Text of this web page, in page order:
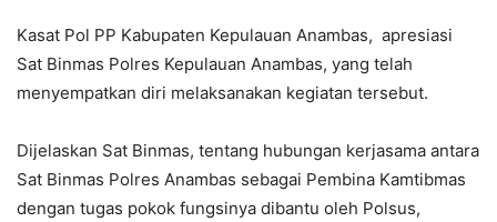
Kasat Pol PP Kabupaten Kepulauan Anambas, apresiasi
Sat Binmas Polres Kepulauan Anambas, yang telah
menyempatkan diri melaksanakan kegiatan tersebut.
Dijelaskan Sat Binmas, tentang hubungan kerjasama antara
Sat Binmas Polres Anambas sebagai Pembina Kamtibmas
dengan tugas pokok fungsinya dibantu oleh Polsus,